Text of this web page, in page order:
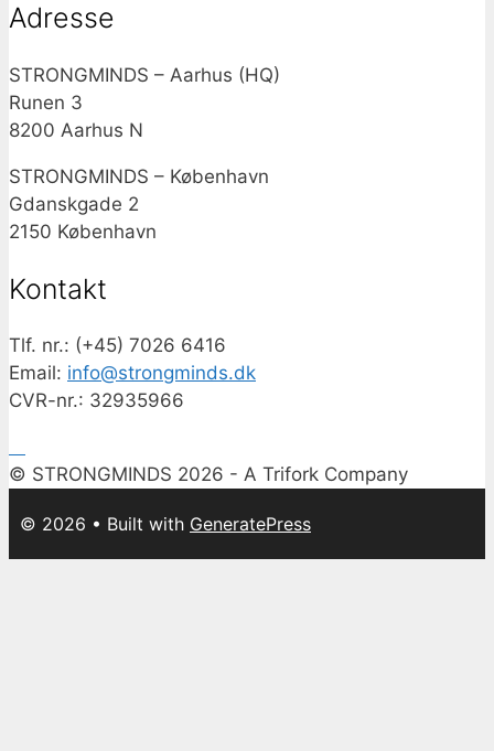
Adresse
STRONGMINDS – Aarhus (HQ)
Runen 3
8200 Aarhus N
STRONGMINDS – København
Gdanskgade 2
2150 København
Kontakt
Tlf. nr.: (+45) 7026 6416
Email: info@strongminds.dk
CVR-nr.: 32935966
© STRONGMINDS 2026 - A Trifork Company
© 2026 • Built with GeneratePress